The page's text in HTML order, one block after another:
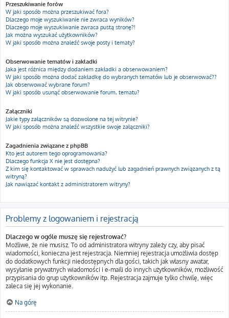
Przeszukiwanie forów
W jaki sposób można przeszukiwać fora?
Dlaczego moje wyszukiwanie nie zwraca wyników?
Dlaczego moje wyszukiwanie zwraca pustą stronę?!
Jak można wyszukać użytkowników?
W jaki sposób można znaleźć swoje posty i tematy?
Obserwowanie tematów i zakładki
Jaka jest różnica między dodaniem zakładki a obserwowaniem?
W jaki sposób można dodać zakładkę do wybranych tematów lub je obserwować??
Jak obserwować wybrane forum?
W jaki sposób usunąć obserwowanie forum, tematu?
Załączniki
Jakie typy załączników są dozwolone na tej witrynie?
W jaki sposób można znaleźć wszystkie swoje załączniki?
Zagadnienia związane z phpBB
Kto jest autorem tego oprogramowania?
Dlaczego funkcja X nie jest dostępna?
Z kim się kontaktować w sprawach nadużyć lub zagadnień prawnych związanych z tą
witryną?
Jak nawiązać kontakt z administratorem witryny?
Problemy z logowaniem i rejestracją
Dlaczego w ogóle muszę się rejestrować?
Możliwe, że nie musisz. To od administratora witryny zależy czy, aby pisać
wiadomości, konieczna jest rejestracja. Niemniej rejestracja umożliwia dostęp
do dodatkowych funkcji niedostępnych dla gości, takich jak własny awatar,
wysyłanie prywatnych wiadomości i e-maili do innych użytkowników, możliwość
przypisania do grup użytkowników itp. Rejestracja zajmuje tylko chwilę, więc
zaleca się jej wykonanie.
Na górę